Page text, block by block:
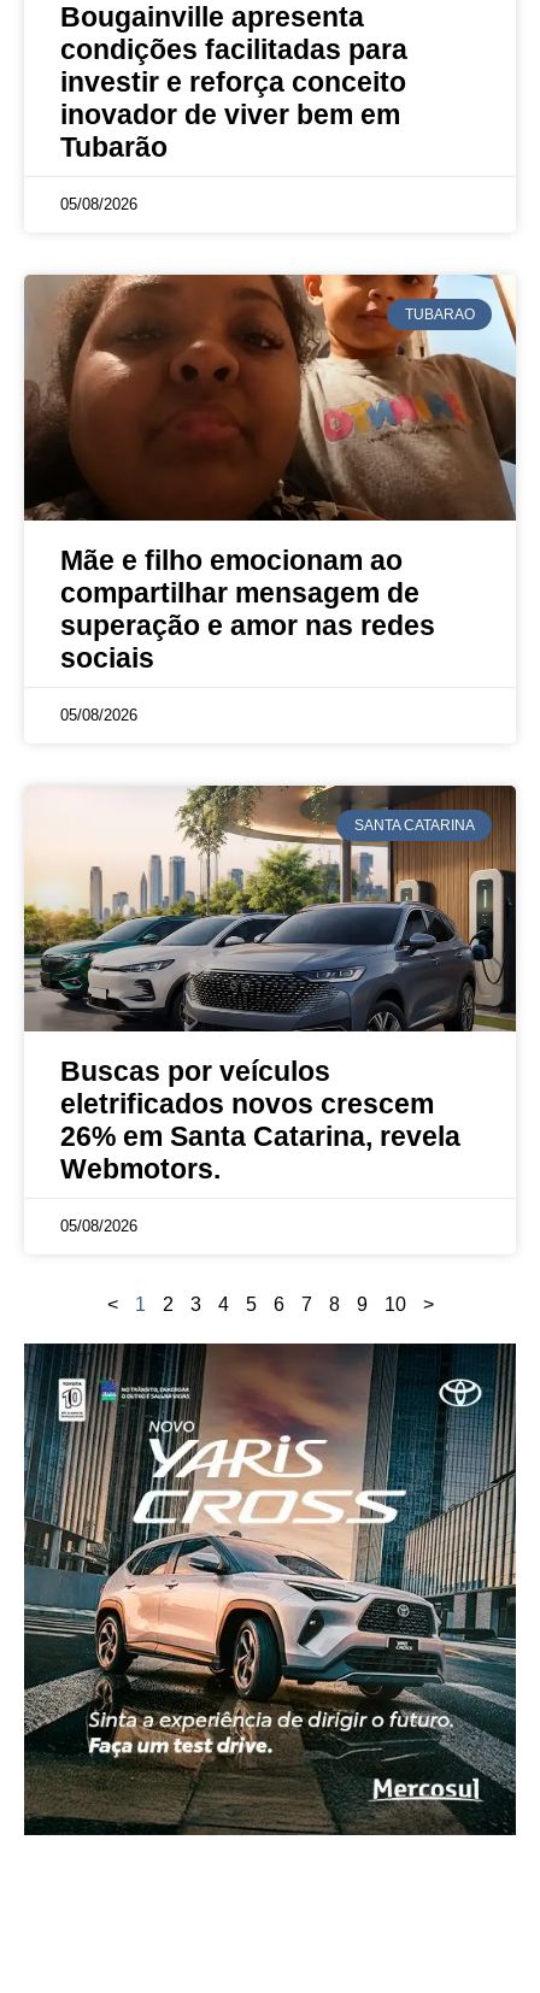
Bougainville apresenta
condições facilitadas para
investir e reforça conceito
inovador de viver bem em
Tubarão
05/08/2026
TUBARAO
Mãe e filho emocionam ao
compartilhar mensagem de
superação e amor nas redes
sociais
05/08/2026
SANTA CATARINA
Buscas por veículos
eletrificados novos crescem
26% em Santa Catarina, revela
Webmotors.
05/08/2026
< 1 2 3 4 5 6 7 8 9 10 >